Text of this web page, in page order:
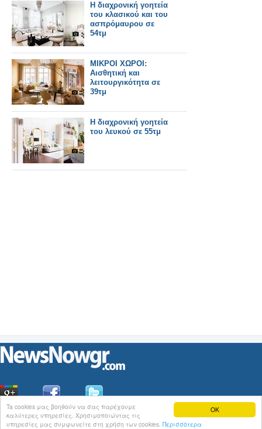
OK
Ta cookies μας βοηθούν να σας παρέχουμε
καλύτερες υπηρεσίες. Χρησιμοποιώντας τις
υπηρεσίες μας συμφωνείτε στη χρήση των cookies. Περισσότερα
Η διαχρονική γοητεία
του κλασικού και του
ασπρόμαυρου σε
54τμ
ΜΙΚΡΟΙ ΧΩΡΟΙ:
Αισθητική και
λειτουργικότητα σε
39τμ
Η διαχρονική γοητεία
του λευκού σε 55τμ
ΟιΕιδήσεις του NewsNowgr.com στοiNews